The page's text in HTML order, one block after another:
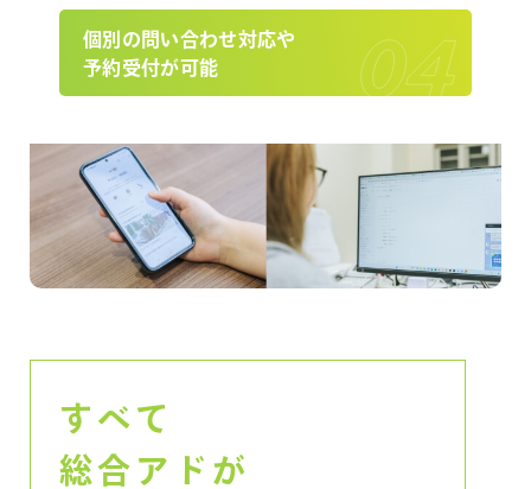
個別の問い合わせ対応や
予約受付が可能
すべて
総合アドが